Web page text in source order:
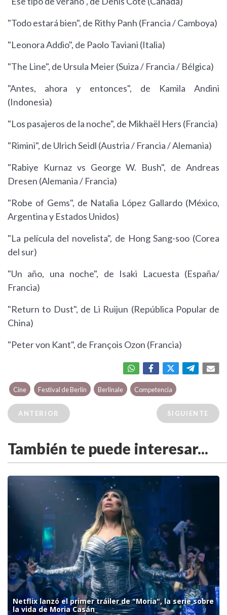
"Todo estará bien", de Rithy Panh (Francia / Camboya)
"Leonora Addio", de Paolo Taviani (Italia)
"The Line", de Ursula Meier (Suiza / Francia / Bélgica)
"Antes, ahora y entonces", de Kamila Andini
(Indonesia)
"Los pasajeros de la noche", de Mikhaël Hers (Francia)
"Rimini", de Ulrich Seidl (Austria / Francia / Alemania)
"Rabiye Kurnaz vs George W. Bush", de Andreas
Dresen (Alemania / Francia)
"Robe of Gems", de Natalia López Gallardo (México,
Argentina y Estados Unidos)
"La película del novelista", de Hong Sang-soo (Corea
del sur)
"Un año, una noche", de Isaki Lacuesta (España/
Francia)
"Return to Dust", de Li Ruijun (República Popular de
China)
"Peter von Kant", de François Ozon (Francia)
Cine Festival de Berlín Berlinale Competencia
ANTERIOR SIGUIENTE
También te puede interesar...
Netflix lanzó el primer tráiler de "Moria", la serie sobre
la vida de Moria Casán